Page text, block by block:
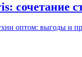
сочетание